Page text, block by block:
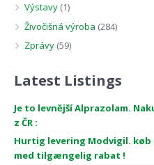
Výstavy (1)
Živočišná výroba (284)
Zprávy (59)
Latest Listings
Je to levnější Alprazolam.
z ČR :
Hurtig levering Modvigil. køb
med tilgængelig rabat !